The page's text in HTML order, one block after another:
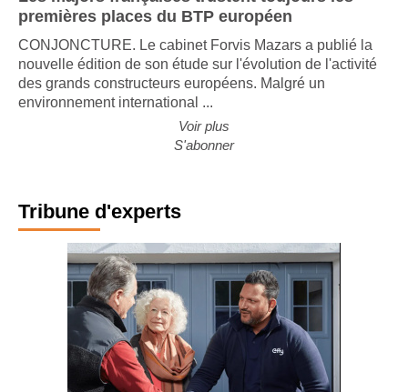
Les majors françaises trustent toujours les
premières places du BTP européen
CONJONCTURE. Le cabinet Forvis Mazars a publié la
nouvelle édition de son étude sur l'évolution de l'activité
des grands constructeurs européens. Malgré un
Voir plus
Tribune d'experts